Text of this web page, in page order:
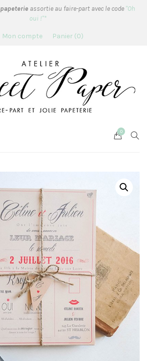
papeterie assortie au faire-part avec le code "Oh
oui !"*
Mon compte Panier 0
Cart
0